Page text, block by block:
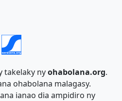
takelaky nyohabolana.org.
ohabolana malagasy.
ianao dia ampidiro ny